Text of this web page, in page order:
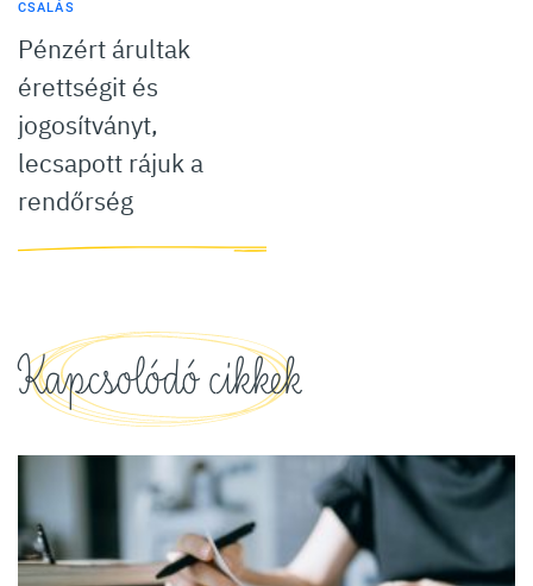
CSALÁS
Pénzért árultak
érettségit és
jogosítványt,
lecsapott rájuk a
rendőrség
Kapcsolódó cikkek